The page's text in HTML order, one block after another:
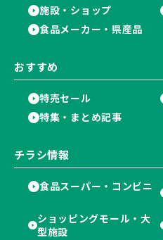
施設・ショップ
食品メーカー・県産品
おすすめ
特売セール
特集・まとめ記事
チラシ情報
食品スーパー・コンビニ
ショッピングモール・大
型施設